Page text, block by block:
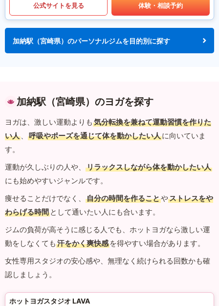
公式サイトを見る 体験・相談予約
加納駅（宮崎県）のパーソナルジムを目的別に探す
加納駅（宮崎県）のヨガを探す
ヨガは、激しい運動よりも 気分転換を兼ねて運動習慣を作りた
い人 、 呼吸やポーズを通じて体を動かしたい人に向いていま
す。
運動が久しぶりの人や、
リラックスしながら体を動かしたい人
にも始めやすいジャンルです。
痩せることだけでなく、
自分の時間を作ることやストレスをや
わらげる時間 として通いたい人にも合います。
ジムの負荷が高そうに感じる人でも、ホットヨガなら激しい運
動をしなくても 汗をかく爽快感 を得やすい場合があります。
女性専用スタジオの安心感や、無理なく続けられる回数かも確
認しましょう。
ホットヨガスタジオ LAVA